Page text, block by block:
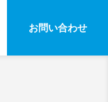
お問い合わせ